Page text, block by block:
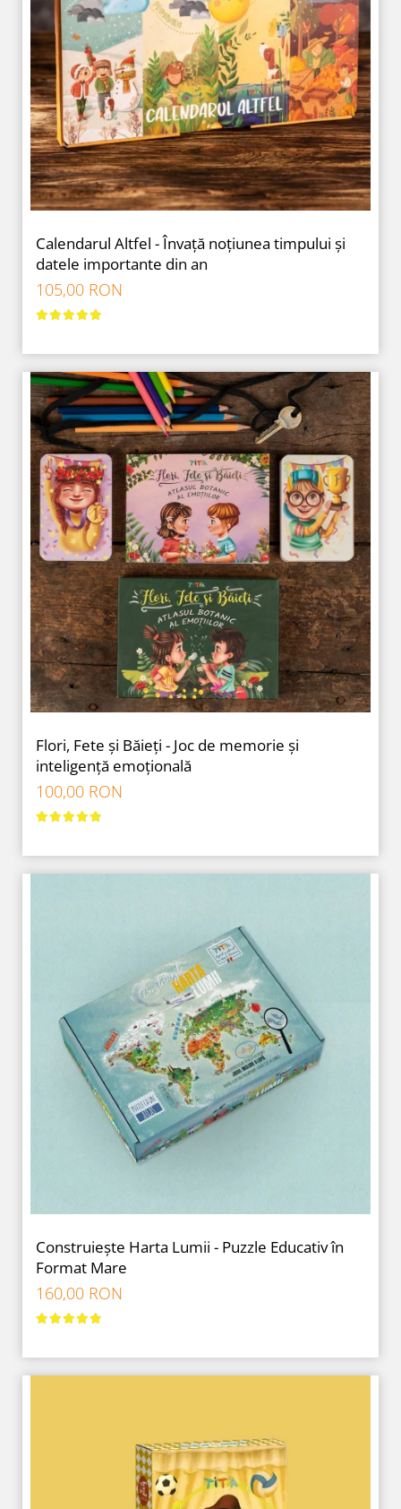
Calendarul Altfel - Învață noțiunea timpului și
datele importante din an
105,00 RON
Flori, Fete și Băieți - Joc de memorie și
inteligență emoțională
100,00 RON
Construiește Harta Lumii - Puzzle Educativ în
Format Mare
160,00 RON